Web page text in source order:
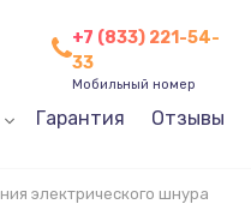
+7 (833) 221-54-
33
Мобильный номер
Гарантия Отзывы
электрического шнура